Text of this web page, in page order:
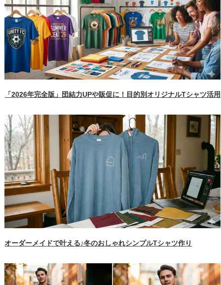
「2026年完全版」団結力UPや販促に！目的別オリジナルTシャツ活
オーダーメイドで叶える♪冬のおしゃれシンプルTシャツ作り